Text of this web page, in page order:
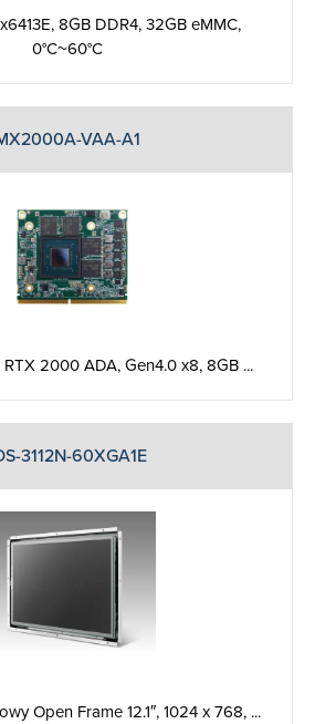
8GB DDR4, 32GB eMMC,
0°C~60°C
VAA-A1
2000 ADA, Gen4.0 x8, 8GB ...
3112N-60XGA1E
Open Frame 12.1″, 1024 x 768, ...